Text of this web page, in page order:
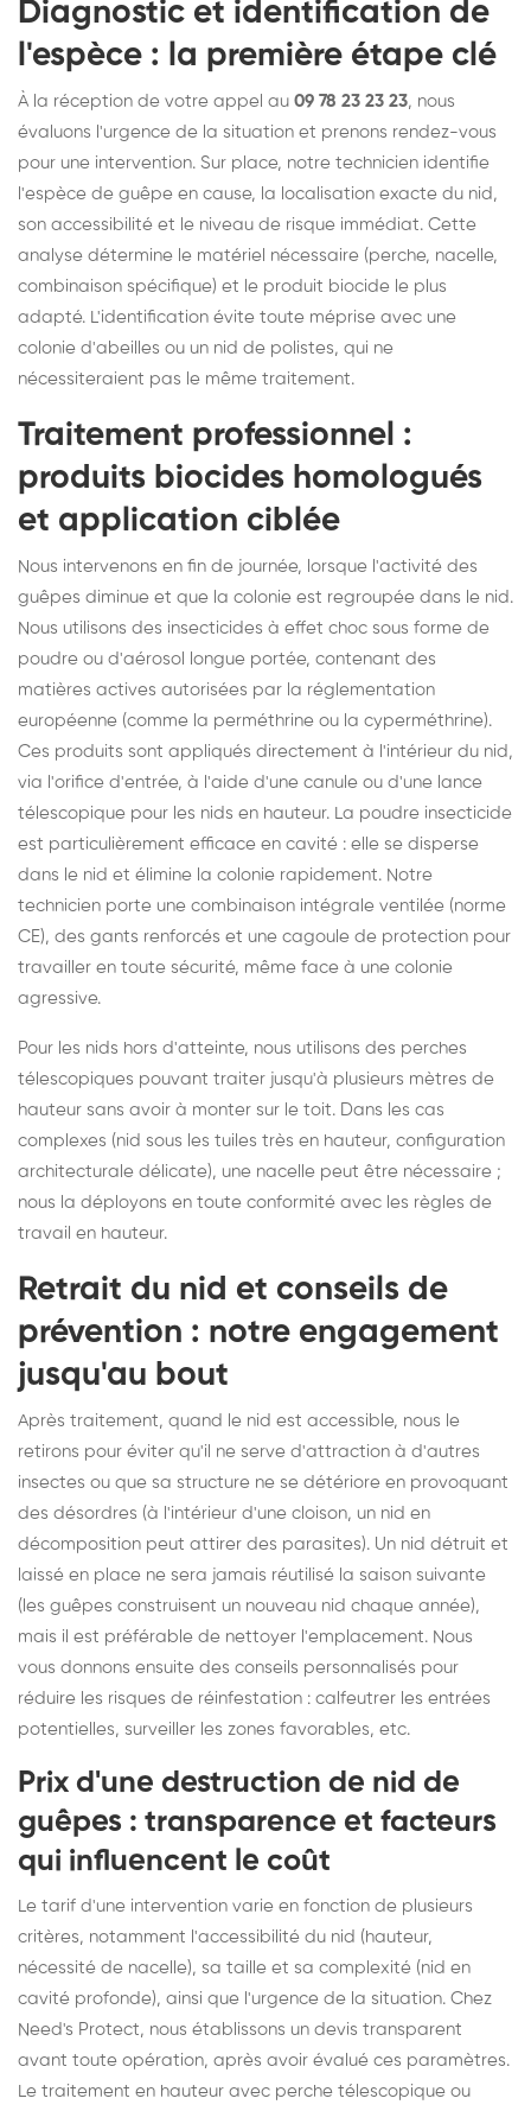
Diagnostic et identification de
l'espèce : la première étape clé
À la réception de votre appel au 09 78 23 23 23, nous
évaluons l'urgence de la situation et prenons rendez-vous
pour une intervention. Sur place, notre technicien identifie
l'espèce de guêpe en cause, la localisation exacte du nid,
son accessibilité et le niveau de risque immédiat. Cette
analyse détermine le matériel nécessaire (perche, nacelle,
combinaison spécifique) et le produit biocide le plus
adapté. L'identification évite toute méprise avec une
colonie d'abeilles ou un nid de polistes, qui ne
nécessiteraient pas le même traitement.
Traitement professionnel :
produits biocides homologués
et application ciblée
Nous intervenons en fin de journée, lorsque l'activité des
guêpes diminue et que la colonie est regroupée dans le nid.
Nous utilisons des insecticides à effet choc sous forme de
poudre ou d'aérosol longue portée, contenant des
matières actives autorisées par la réglementation
européenne (comme la perméthrine ou la cyperméthrine).
Ces produits sont appliqués directement à l'intérieur du nid,
via l'orifice d'entrée, à l'aide d'une canule ou d'une lance
télescopique pour les nids en hauteur. La poudre insecticide
est particulièrement efficace en cavité : elle se disperse
dans le nid et élimine la colonie rapidement. Notre
technicien porte une combinaison intégrale ventilée (norme
CE), des gants renforcés et une cagoule de protection pour
travailler en toute sécurité, même face à une colonie
agressive.
Pour les nids hors d'atteinte, nous utilisons des perches
télescopiques pouvant traiter jusqu'à plusieurs mètres de
hauteur sans avoir à monter sur le toit. Dans les cas
complexes (nid sous les tuiles très en hauteur, configuration
architecturale délicate), une nacelle peut être nécessaire ;
nous la déployons en toute conformité avec les règles de
travail en hauteur.
Retrait du nid et conseils de
prévention : notre engagement
jusqu'au bout
Après traitement, quand le nid est accessible, nous le
retirons pour éviter qu'il ne serve d'attraction à d'autres
insectes ou que sa structure ne se détériore en provoquant
des désordres (à l'intérieur d'une cloison, un nid en
décomposition peut attirer des parasites). Un nid détruit et
laissé en place ne sera jamais réutilisé la saison suivante
(les guêpes construisent un nouveau nid chaque année),
mais il est préférable de nettoyer l'emplacement. Nous
vous donnons ensuite des conseils personnalisés pour
réduire les risques de réinfestation : calfeutrer les entrées
potentielles, surveiller les zones favorables, etc.
Prix d'une destruction de nid de
guêpes : transparence et facteurs
qui influencent le coût
Le tarif d'une intervention varie en fonction de plusieurs
critères, notamment l'accessibilité du nid (hauteur,
nécessité de nacelle), sa taille et sa complexité (nid en
cavité profonde), ainsi que l'urgence de la situation. Chez
Need's Protect, nous établissons un devis transparent
avant toute opération, après avoir évalué ces paramètres.
Le traitement en hauteur avec perche télescopique ou